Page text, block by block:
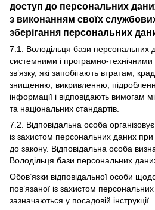
доступ до персональних
з виконанням своїх
зберігання персональних
7.1. Володільця бази персональних
системними і програмно-
зв’язку, які запобігають втратам,
знищенню, викривленню,
інформації і відповідають вимогам
та національних стандартів.
7.2. Відповідальна особа
із захистом персональних даних при
до закону. Відповідальна особа
Володільця бази персональних
Обов’язки відповідальної особи
пов’язаної із захистом
зазначаються у посадовій інструкції.